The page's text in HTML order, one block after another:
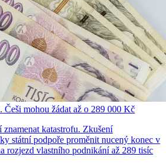
Češi mohou žádat až o 289 000 Kč
znamenat katastrofu. Zkušení
státní podpoře proměnit nucený konec v
rozjezd vlastního podnikání až 289 tisíc